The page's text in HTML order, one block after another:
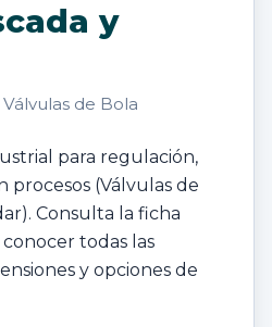
y
Válvulas de Bola
para regulación,
(Válvulas de
Consulta la ficha
todas las
y opciones de